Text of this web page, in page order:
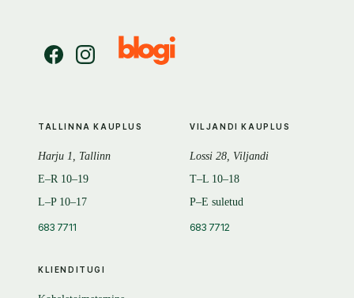
KLIENDITUGI
TALLINNA KAUPLUS
Harju 1, Tallinn
E–R 10–19
L–P 10–17
683 7711
VILJANDI KAUPLUS
Lossi 28, Viljandi
T–L 10–18
P–E suletud
683 7712